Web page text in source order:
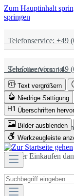
Zum Hauptinhalt
springen
Telefonservice: +49
Schneller Versand
Partnerschaftlich
Sicher Einkaufen
Telefonservice: +49
Schneller Versand
Partnerschaftlich
Sicher Einkaufen
Text vergrößern
Niedrige Sättigung
Überschriften
Bilder ausblenden
Werkzeugleiste